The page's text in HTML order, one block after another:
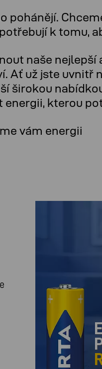
pohánějí.
k tomu,
naše
Ať už jste uvnitř
širokou
energii, kterou
vám energii